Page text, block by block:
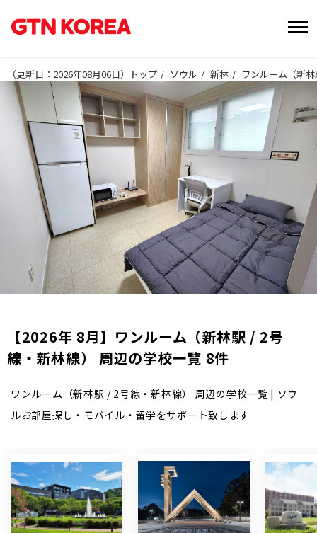
（更新日：2026年08月06日） トップ ソウル 新林 ワンルーム（新
【2026年 8月】ワンルーム（新林駅 / 2号
線・新林線） 周辺の学校一覧 8件
ワンルーム（新林駅 / 2号線・新林線） 周辺の学校一覧 | ソウ
ルお部屋探し・モバイル・留学をサポート致します